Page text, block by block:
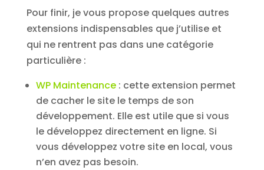
Pour finir, je vous propose quelques autres
extensions indispensables que j’utilise et
qui ne rentrent pas dans une catégorie
particulière :
WP Maintenance: cette extension permet
de cacher le site le temps de son
développement. Elle est utile que si vous
le développez directement en ligne. Si
vous développez votre site en local, vous
n’en avez pas besoin.